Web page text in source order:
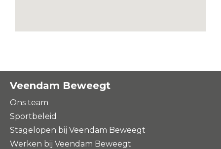
Veendam Beweegt
Ons team
Sportbeleid
Stagelopen bij Veendam Beweegt
Werken bij Veendam Beweegt